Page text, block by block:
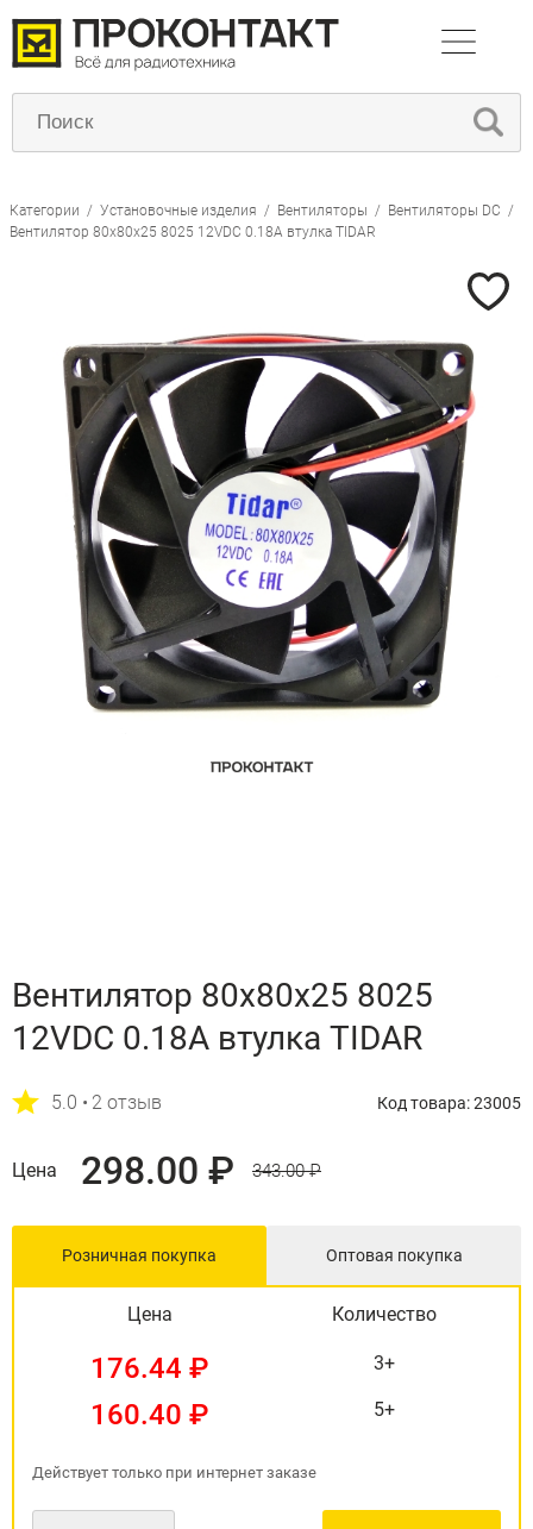
Категории / Установочные изделия / Вентиляторы / Вентиляторы DC /
Вентилятор 80x80x25 8025 12VDC 0.18A втулка TIDAR
Вентилятор 80x80x25 8025
12VDC 0.18A втулка TIDAR
5.0 • 2 отзыв Код товара: 23005
Цена 298.00 ₽ 343.00 ₽
Розничная покупка Оптовая покупка
Цена Количество
176.44 ₽ 3+
160.40 ₽ 5+
Действует только при интернет заказе